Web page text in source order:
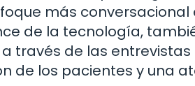
más
de la tecnología,
través de las
de los pacientes y una